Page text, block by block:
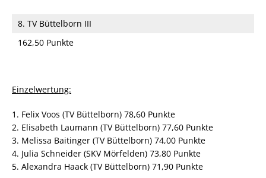
8. TV Büttelborn III
162,50 Punkte
Einzelwertung:
1. Felix Voos (TV Büttelborn) 78,60 Punkte
2. Elisabeth Laumann (TV Büttelborn) 77,60 Punkte
3. Melissa Baitinger (TV Büttelborn) 74,00 Punkte
4. Julia Schneider (SKV Mörfelden) 73,80 Punkte
5. Alexandra Haack (TV Büttelborn) 71,90 Punkte